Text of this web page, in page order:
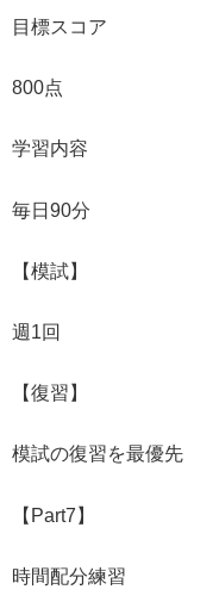
目標スコア
800点
学習内容
毎日90分
【模試】
週1回
【復習】
模試の復習を最優先
【Part7】
時間配分練習